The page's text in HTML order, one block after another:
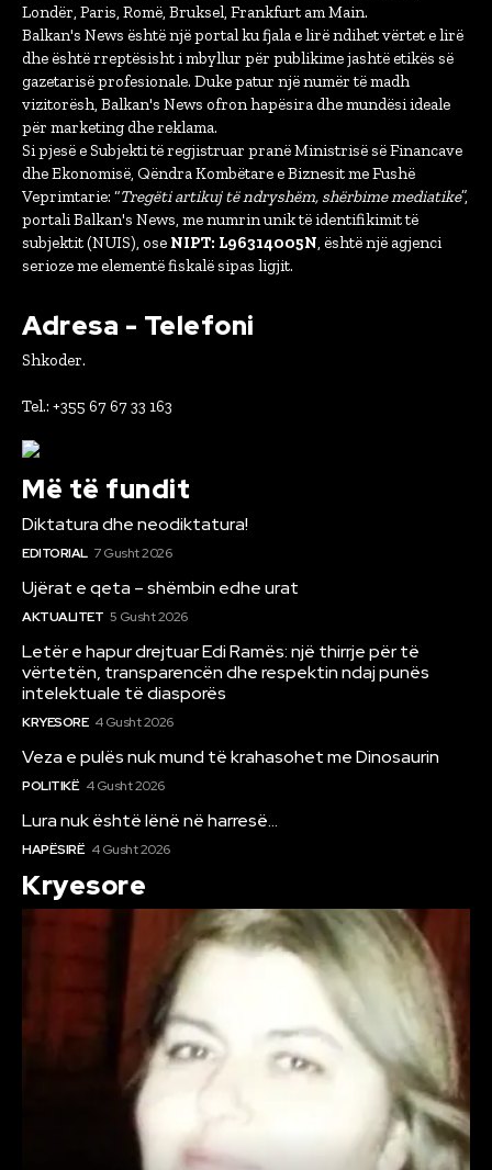
Londër, Paris, Romë, Bruksel, Frankfurt am Main.
Balkan's News është një portal ku fjala e lirë ndihet vërtet e lirë
dhe është rreptësisht i mbyllur për publikime jashtë etikës së
gazetarisë profesionale. Duke patur një numër të madh
vizitorësh, Balkan's News ofron hapësira dhe mundësi ideale
për marketing dhe reklama.
Si pjesë e Subjekti të regjistruar pranë Ministrisë së Financave
dhe Ekonomisë, Qëndra Kombëtare e Biznesit me Fushë
Veprimtarie: “Tregëti artikuj të ndryshëm, shërbime mediatike”,
portali Balkan's News, me numrin unik të identifikimit të
subjektit (NUIS), ose NIPT: L96314005N, është një agjenci
serioze me elementë fiskalë sipas ligjit.
Adresa - Telefoni
Shkoder.
Tel.: +355 67 67 33 163
Më të fundit
Diktatura dhe neodiktatura!
EDITORIAL 7 Gusht 2026
Ujërat e qeta – shëmbin edhe urat
AKTUALITET 5 Gusht 2026
Letër e hapur drejtuar Edi Ramës: një thirrje për të
vërtetën, transparencën dhe respektin ndaj punës
intelektuale të diasporës
KRYESORE 4 Gusht 2026
Veza e pulës nuk mund të krahasohet me Dinosaurin
POLITIKË 4 Gusht 2026
Lura nuk është lënë në harresë…
HAPËSIRË 4 Gusht 2026
Kryesore